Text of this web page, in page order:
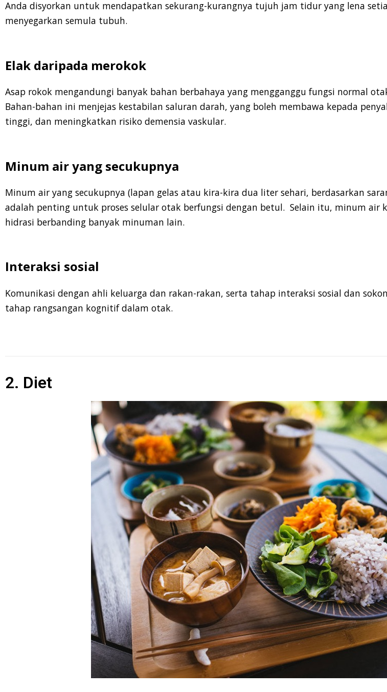
Anda disyorkan untuk mendapatkan sekurang-kurangnya tujuh jam tidur yang lena
menyegarkan semula tubuh.
Elak daripada merokok
Asap rokok mengandungi banyak bahan berbahaya yang mengganggu fungsi normal
Bahan-bahan ini menjejas kestabilan saluran darah, yang boleh membawa kepada
tinggi, dan meningkatkan risiko demensia vaskular.
Minum air yang secukupnya
Minum air yang secukupnya (lapan gelas atau kira-kira dua liter sehari, berdasarkan
adalah penting untuk proses selular otak berfungsi dengan betul. Selain itu, minum air
hidrasi berbanding banyak minuman lain.
Interaksi sosial
Komunikasi dengan ahli keluarga dan rakan-rakan, serta tahap interaksi sosial dan
tahap rangsangan kognitif dalam otak.
2. Diet